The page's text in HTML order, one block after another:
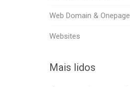
Web Domain & Onepage
Websites
Mais lidos